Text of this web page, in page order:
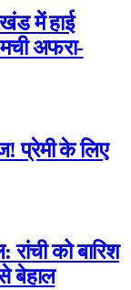
में हाई
अफरा-
प्रेमी के लिए
को बारिश
बेहाल